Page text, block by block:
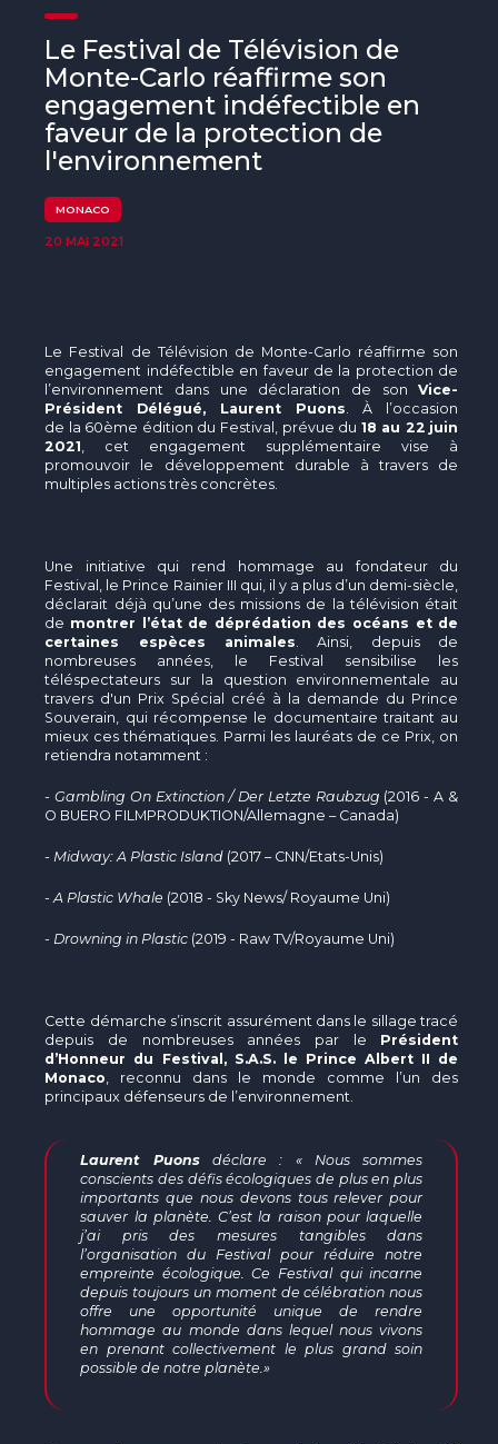
Beyond Plastic Med : BeMed
OACIS
Initiative Homme - Faune sauvage
The Green Shift Initiative
Le Festival de Télévision de
Monte-Carlo réaffirme son
engagement indéfectible en
faveur de la protection de
l'environnement
MONACO
20 MAI 2021
Le Festival de Télévision de Monte-Carlo réaffirme son
engagement indéfectible en faveur de la protection de
l’environnement dans une déclaration de sonVice-
Président Délégué, Laurent Puons. À l’occasion
de la 60ème édition du Festival, prévue du 18 au 22 juin
2021, cet engagement supplémentaire vise à
promouvoir le développement durable à travers de
multiples actions très concrètes.
Une initiative qui rend hommage au fondateur du
Festival, le Prince Rainier III qui, il y a plus d’un demi-siècle,
déclarait déjà qu’une des missions de la télévision était
de montrer l’état de déprédation des océans et de
certaines espèces animales. Ainsi, depuis de
nombreuses années, le Festival sensibilise les
téléspectateurs sur la question environnementale au
travers d'un Prix Spécial créé à la demande du Prince
Souverain, qui récompense le documentaire traitant au
mieux ces thématiques. Parmi les lauréats de ce Prix, on
retiendra notamment :
- Gambling On Extinction / Der Letzte Raubzug (2016 - A &
O BUERO FILMPRODUKTION/Allemagne – Canada)
- Midway: A Plastic Island (2017 – CNN/Etats-Unis)
- A Plastic Whale (2018 - Sky News/ Royaume Uni)
- Drowning in Plastic (2019 - Raw TV/Royaume Uni)
Cette démarche s’inscrit assurément dans le sillage tracé
depuis de nombreuses années par le Président
d’Honneur du Festival, S.A.S. le Prince Albert II de
Monaco, reconnu dans le monde comme l’un des
principaux défenseurs de l’environnement.
Laurent Puonsdéclare : « Nous sommes
conscients des défis écologiques de plus en plus
importants que nous devons tous relever pour
sauver la planète. C’est la raison pour laquelle
j’ai pris des mesures tangibles dans
l’organisation du Festival pour réduire notre
empreinte écologique. Ce Festival qui incarne
depuis toujours un moment de célébration nous
offre une opportunité unique de rendre
hommage au monde dans lequel nous vivons
en prenant collectivement le plus grand soin
possible de notre planète.»